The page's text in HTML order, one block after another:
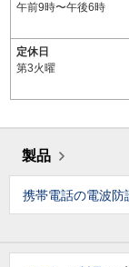
午前9時〜午後6時
定休日
第3火曜
製品
携帯電話の電波防